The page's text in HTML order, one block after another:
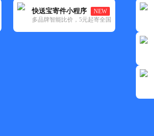
快送宝寄件小程序
NEW
多品牌智能比价，5元起寄全国